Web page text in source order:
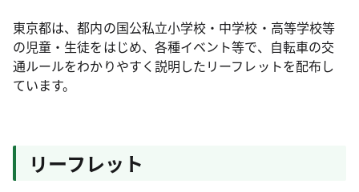
東京都は、都内の国公私立小学校・中学校・高等学校等
の児童・生徒をはじめ、各種イベント等で、自転車の交
通ルールをわかりやすく説明したリーフレットを配布し
ています。
リーフレット